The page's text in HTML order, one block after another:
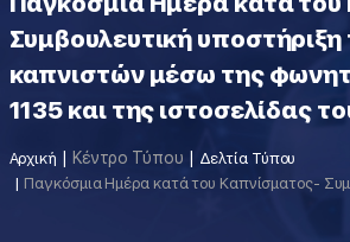
Συμβουλευτική
καπνιστών μέσω της
1135 και της ιστοσελίδας
Αρχική Κέντρο Τύπου
Δελτία Τύπου